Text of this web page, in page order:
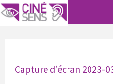
Capture d’écran 2023-